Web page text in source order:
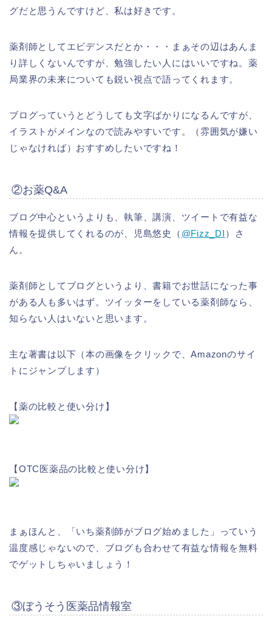
グだと思うんですけど、私は好きです。
薬剤師としてエビデンスだとか・・・まぁその辺はあんま
り詳しくないんですが、勉強したい人にはいいですね。薬
局業界の未来についても鋭い視点で語ってくれます。
ブログっていうとどうしても文字ばかりになるんですが、
イラストがメインなので読みやすいです。（雰囲気が嫌い
じゃなければ）おすすめしたいですね！
②お薬Q&A
ブログ中心というよりも、執筆、講演、ツイートで有益な
情報を提供してくれるのが、児島悠史（ @Fizz_DI ）さ
ん。
薬剤師としてブログというより、書籍でお世話になった事
がある人も多いはず。ツイッターをしている薬剤師なら、
知らない人はいないと思います。
主な著書は以下（本の画像をクリックで、Amazonのサイ
トにジャンプします）
【薬の比較と使い分け】
【OTC医薬品の比較と使い分け】
まぁほんと、「いち薬剤師がブログ始めました」っていう
温度感じゃないので、ブログも合わせて有益な情報を無料
でゲットしちゃいましょう！
③ぼうそう医薬品情報室